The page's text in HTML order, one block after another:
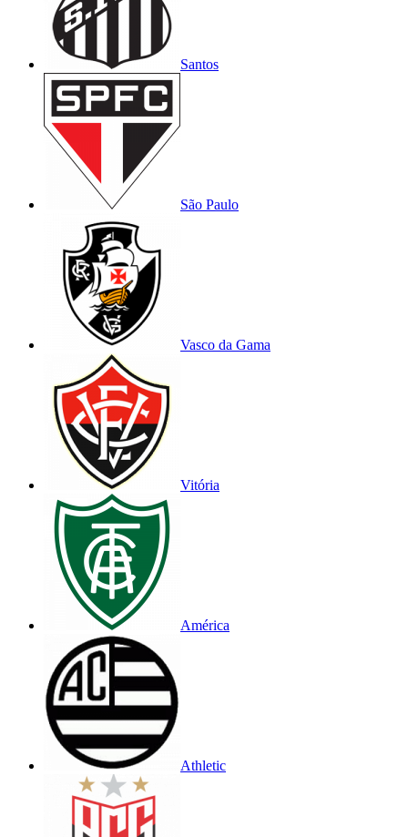
Santos
São Paulo
Vasco da Gama
Vitória
América
Athletic